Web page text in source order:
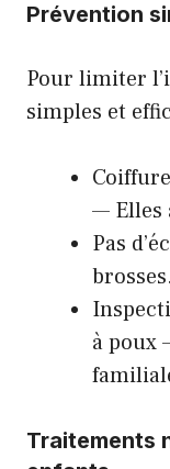
Prévention
Pour limiter
simples et
— Elles
Pas
brosses.
à poux
Traitements